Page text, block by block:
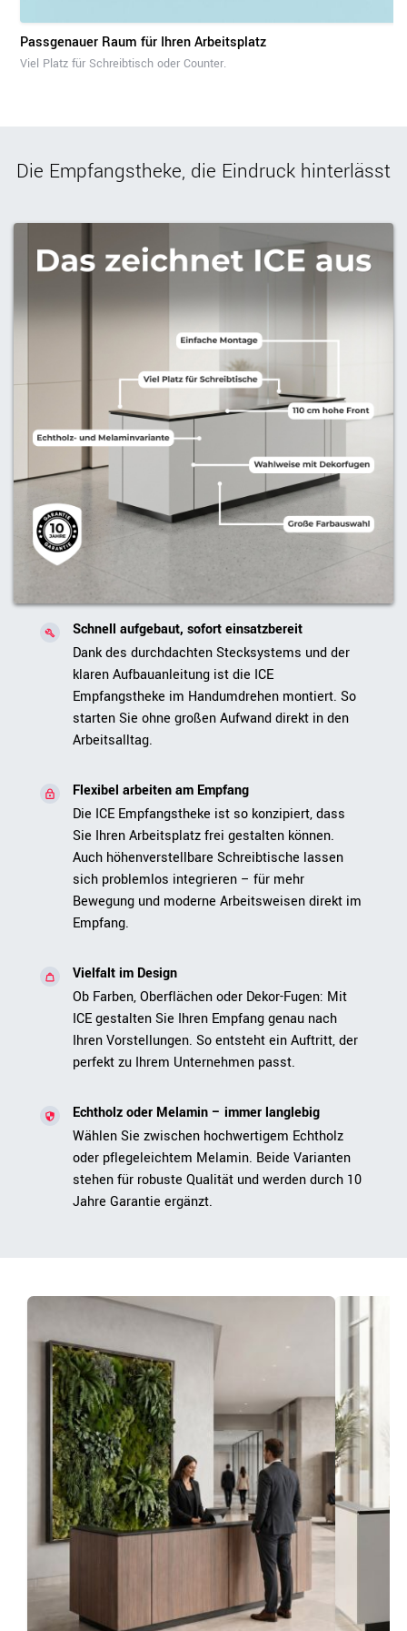
Passgenauer Raum für Ihren Arbeitsplatz
Viel Platz für Schreibtisch oder Counter.
Die Empfangstheke, die Eindruck hinterlässt
Schnell aufgebaut, sofort einsatzbereit
Dank des durchdachten Stecksystems und der
klaren Aufbauanleitung ist die ICE
Empfangstheke im Handumdrehen montiert. So
starten Sie ohne großen Aufwand direkt in den
Arbeitsalltag.
Flexibel arbeiten am Empfang
Die ICE Empfangstheke ist so konzipiert, dass
Sie Ihren Arbeitsplatz frei gestalten können.
Auch höhenverstellbare Schreibtische lassen
sich problemlos integrieren – für mehr
Bewegung und moderne Arbeitsweisen direkt im
Empfang.
Vielfalt im Design
Ob Farben, Oberflächen oder Dekor-Fugen: Mit
ICE gestalten Sie Ihren Empfang genau nach
Ihren Vorstellungen. So entsteht ein Auftritt, der
perfekt zu Ihrem Unternehmen passt.
Echtholz oder Melamin – immer langlebig
Wählen Sie zwischen hochwertigem Echtholz
oder pflegeleichtem Melamin. Beide Varianten
stehen für robuste Qualität und werden durch 10
Jahre Garantie ergänzt.